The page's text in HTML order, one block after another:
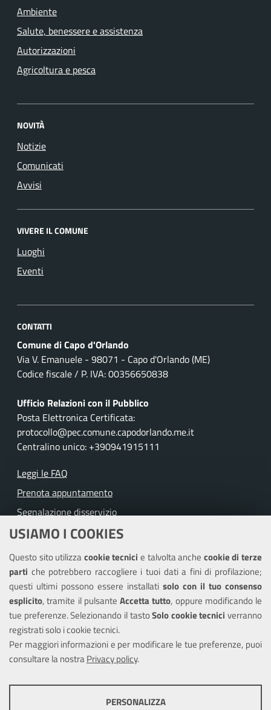
USIAMO I COOKIES
Questo sito utilizzacookie tecnicie talvolta anche cookie di terze
parti che potrebbero raccogliere i tuoi dati a fini di profilazione;
questi ultimi possono essere installati solo con il tuo consenso
esplicito, tramite il pulsante Accetta tutto, oppure modificando le
tue preferenze. Selezionando il tastoSolo cookie tecnici verranno
registrati solo i cookie tecnici.
Per maggiori informazioni e per modificare le tue preferenze, puoi
consultare la nostraPrivacy policy.
PERSONALIZZA
Ambiente
Salute, benessere e assistenza
Autorizzazioni
Agricoltura e pesca
NOVITÀ
Notizie
Comunicati
Avvisi
VIVERE IL COMUNE
Luoghi
Eventi
CONTATTI
Comune di Capo d'Orlando
Via V. Emanuele - 98071 - Capo d'Orlando (ME)
Codice fiscale / P. IVA: 00356650838
Ufficio Relazioni con il Pubblico
Posta Elettronica Certificata:
protocollo@pec.comune.capodorlando.me.it
Centralino unico: +390941915111
Leggi le FAQ
Prenota appuntamento
Segnalazione disservizio
Richiesta assistenza
Amministrazione trasparente
Informativa privacy
Note legali
Piano di miglioramento del sito
Dichiarazione di accessibilità